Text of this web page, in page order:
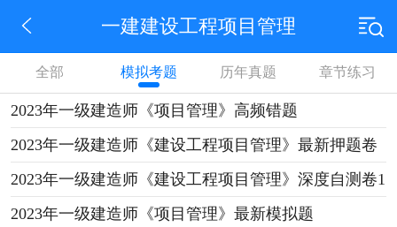
一建建设工程项目管理
全部 模拟考题 历年真题 章节练习
2023年一级建造师《项目管理》高频错题
2023年一级建造师《建设工程项目管理》最新押题卷
2023年一级建造师《建设工程项目管理》深度自测卷1
2023年一级建造师《项目管理》最新模拟题